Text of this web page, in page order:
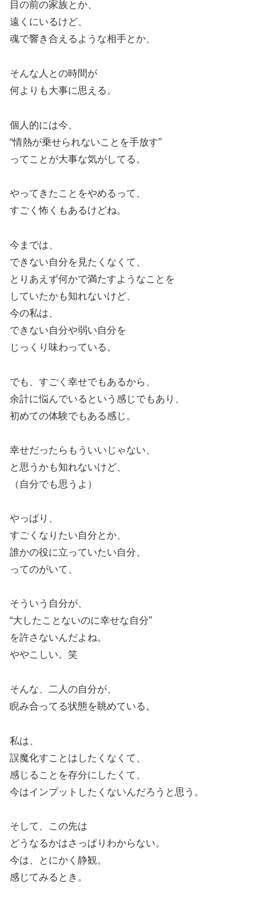
目の前の家族とか、
遠くにいるけど、
魂で響き合えるような相手とか、
そんな人との時間が
何よりも大事に思える。
個人的には今、
“情熱が乗せられないことを手放す”
ってことが大事な気がしてる。
やってきたことをやめるって、
すごく怖くもあるけどね。
今までは、
できない自分を見たくなくて、
とりあえず何かで満たすようなことを
していたかも知れないけど、
今の私は、
できない自分や弱い自分を
じっくり味わっている。
でも、すごく幸せでもあるから、
余計に悩んでいるという感じでもあり、
初めての体験でもある感じ。
幸せだったらもういいじゃない、
と思うかも知れないけど、
（自分でも思うよ）
やっぱり、
すごくなりたい自分とか、
誰かの役に立っていたい自分、
ってのがいて、
そういう自分が、
“大したことないのに幸せな自分”
を許さないんだよね。
ややこしい。笑
そんな、二人の自分が、
睨み合ってる状態を眺めている。
私は、
誤魔化すことはしたくなくて、
感じることを存分にしたくて、
今はインプットしたくないんだろうと思う。
そして、この先は
どうなるかはさっぱりわからない。
今は、とにかく静観。
感じてみるとき。